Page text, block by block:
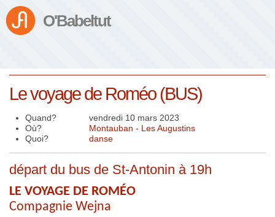
O'Babeltut
Le voyage de Roméo (BUS)
Quand?
vendredi 10 mars 2023
Où?
Montauban - Les Augustins
Quoi?
danse
départ du bus de St-Antonin à 19h
LE VOYAGE DE ROMÉO
Compagnie Wejna